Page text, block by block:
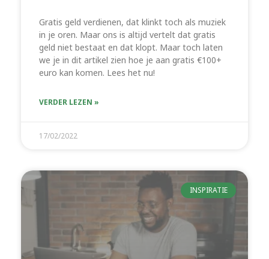
Gratis geld verdienen, dat klinkt toch als muziek
in je oren. Maar ons is altijd vertelt dat gratis
geld niet bestaat en dat klopt. Maar toch laten
we je in dit artikel zien hoe je aan gratis €100+
euro kan komen. Lees het nu!
VERDER LEZEN »
17/02/2022
INSPIRATIE